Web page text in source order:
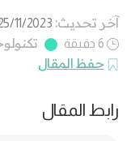
آخر تحديث: 11/2023
6 دقيقة
حفظ المقال
رابط المقال